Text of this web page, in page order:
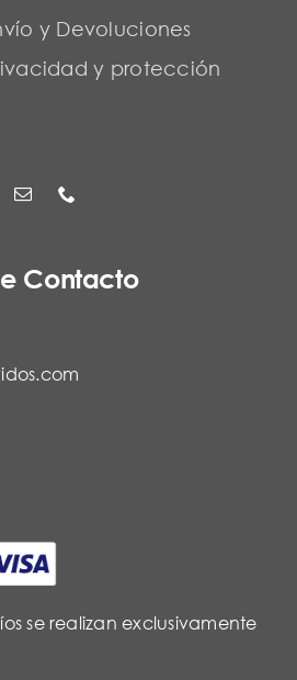
y Devoluciones
y protección
Contacto
se realizan exclusivamente